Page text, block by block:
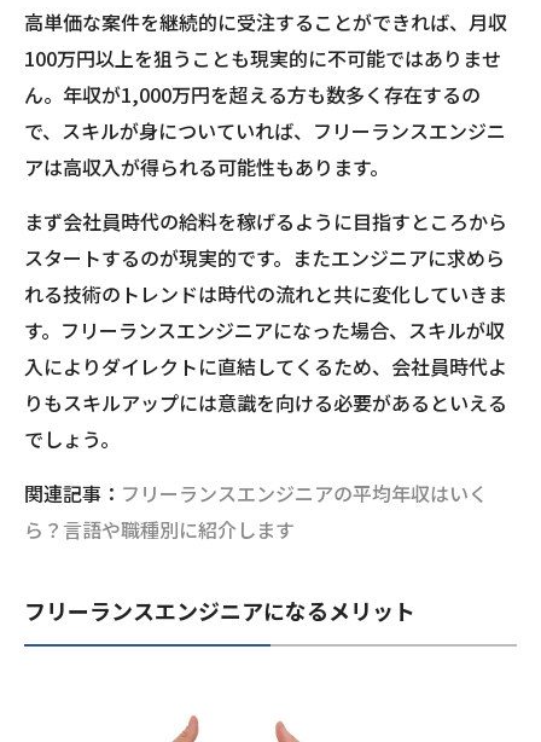
高単価な案件を継続的に受注することができれば、月収
100万円以上を狙うことも現実的に不可能ではありませ
ん。年収が1,000万円を超える方も数多く存在するの
で、スキルが身についていれば、フリーランスエンジニ
アは高収入が得られる可能性もあります。
まず会社員時代の給料を稼げるように目指すところから
スタートするのが現実的です。またエンジニアに求めら
れる技術のトレンドは時代の流れと共に変化していきま
す。フリーランスエンジニアになった場合、スキルが収
入によりダイレクトに直結してくるため、会社員時代よ
りもスキルアップには意識を向ける必要があるといえる
でしょう。
関連記事： フリーランスエンジニアの平均年収はいく
ら？言語や職種別に紹介します
フリーランスエンジニアになるメリット